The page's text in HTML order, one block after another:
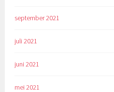
september 2021
juli 2021
juni 2021
mei 2021